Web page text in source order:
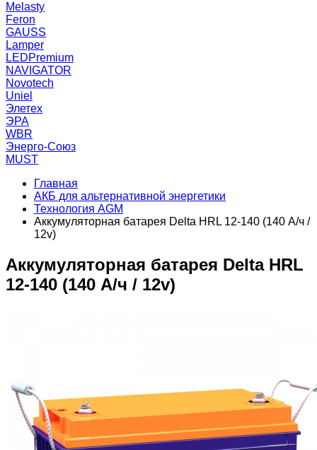
Melasty
Feron
GAUSS
Lamper
LEDPremium
NAVIGATOR
Novotech
Uniel
Элетех
ЭРА
WBR
Энерго-Союз
MUST
Главная
АКБ для альтернативной энергетики
Технология AGM
Аккумуляторная батарея Delta HRL 12-140 (140 А/ч /
12v)
Аккумуляторная батарея Delta HRL
12-140 (140 А/ч / 12v)